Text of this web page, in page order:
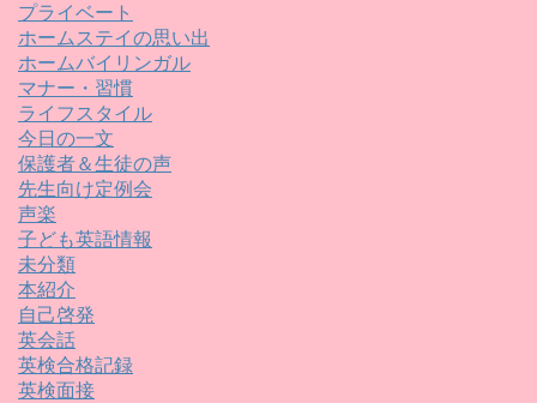
プライベート
ホームステイの思い出
ホームバイリンガル
マナー・習慣
ライフスタイル
今日の一文
保護者＆生徒の声
先生向け定例会
声楽
子ども英語情報
未分類
本紹介
自己啓発
英会話
英検合格記録
英検面接